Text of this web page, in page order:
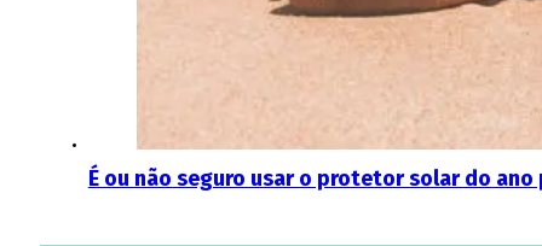
É ou não seguro usar o protetor solar do ano